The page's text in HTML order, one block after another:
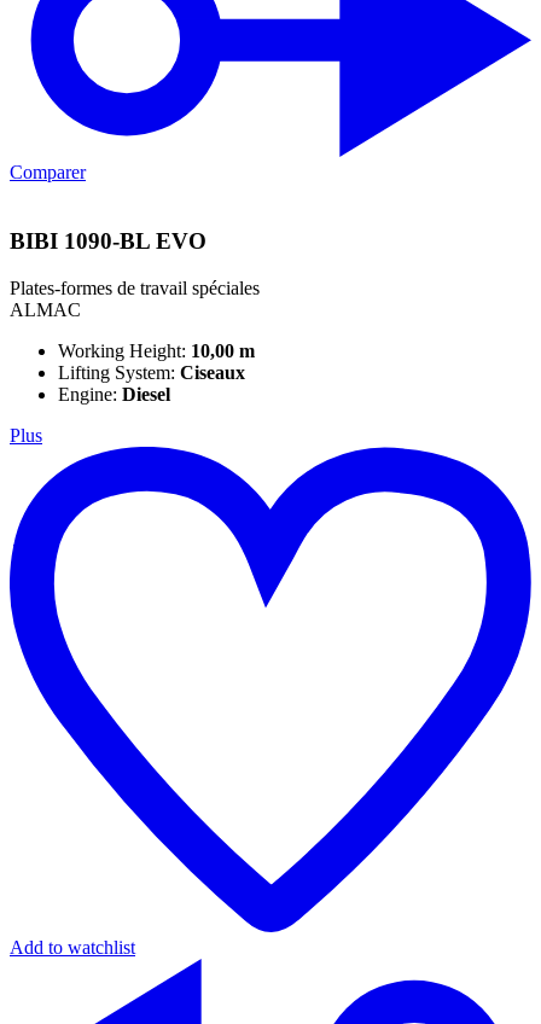
Comparer
BIBI 1090-BL EVO
Plates-formes de travail spéciales
ALMAC
Working Height: 10,00 m
Lifting System: Ciseaux
Engine: Diesel
Plus
Add to watchlist